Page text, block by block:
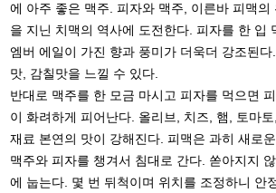
에 아주 좋은 맥주. 피자와 맥주, 이른바 피맥의
을 지닌 치맥의 역사에 도전한다. 피자를 한 입
엠버 에일이 가진 향과 풍미가 더욱더 강조된
맛, 감칠맛을 느낄 수 있다.
반대로 맥주를 한 모금 마시고 피자를 먹으면
이 화려하게 피어난다. 올리브, 치즈, 햄, 토마
재료 본연의 맛이 강해진다. 피맥은 과히 새로
맥주와 피자를 챙겨서 침대로 간다. 쏟아지지
에 눕는다. 몇 번 뒤척이며 위치를 조정하니 안